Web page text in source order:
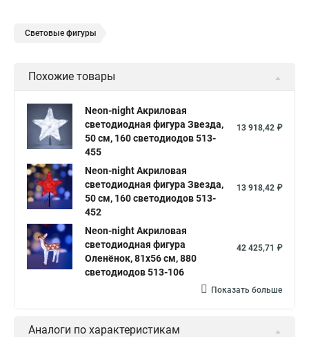
Световые фигуры
Похожие товары
Neon-night Акриловая
светодиодная фигура Звезда,
50 см, 160 светодиодов 513-
455
13 918,42 ₽
Neon-night Акриловая
светодиодная фигура Звезда,
50 см, 160 светодиодов 513-
452
13 918,42 ₽
Neon-night Акриловая
светодиодная фигура
Оленёнок, 81х56 см, 880
светодиодов 513-106
42 425,71 ₽
Показать больше
Аналоги по характеристикам